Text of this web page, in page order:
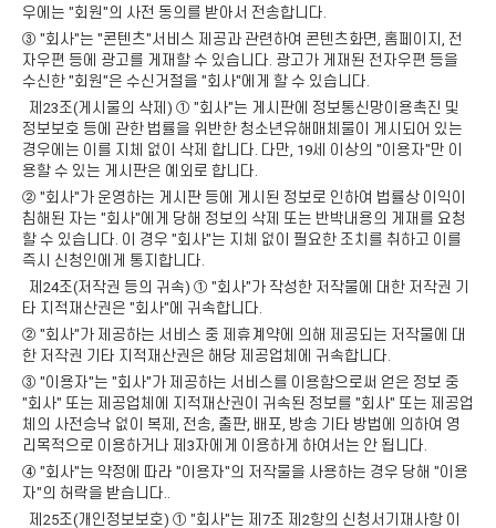
우에는 "회원"의 사전 동의를 받아서 전송합니다.
③ "회사"는 "콘텐츠"서비스 제공과 관련하여 콘텐츠화면, 홈페이지, 전
자우편 등에 광고를 게재할 수 있습니다. 광고가 게재된 전자우편 등을
수신한 "회원"은 수신거절을 "회사"에게 할 수 있습니다.
제23조(게시물의 삭제) ① "회사"는 게시판에 정보통신망이용촉진 및
정보보호 등에 관한 법률을 위반한 청소년유해매체물이 게시되어 있는
경우에는 이를 지체 없이 삭제 합니다. 다만, 19세 이상의 "이용자"만 이
용할 수 있는 게시판은 예외로 합니다.
② "회사"가 운영하는 게시판 등에 게시된 정보로 인하여 법률상 이익이
침해된 자는 "회사"에게 당해 정보의 삭제 또는 반박내용의 게재를 요청
할 수 있습니다. 이 경우 "회사"는 지체 없이 필요한 조치를 취하고 이를
즉시 신청인에게 통지합니다.
제24조(저작권 등의 귀속) ① "회사"가 작성한 저작물에 대한 저작권 기
타 지적재산권은 "회사"에 귀속합니다.
② "회사"가 제공하는 서비스 중 제휴계약에 의해 제공되는 저작물에 대
한 저작권 기타 지적재산권은 해당 제공업체에 귀속합니다.
③ "이용자"는 "회사"가 제공하는 서비스를 이용함으로써 얻은 정보 중
"회사" 또는 제공업체에 지적재산권이 귀속된 정보를 "회사" 또는 제공업
체의 사전승낙 없이 복제, 전송, 출판, 배포, 방송 기타 방법에 의하여 영
리목적으로 이용하거나 제3자에게 이용하게 하여서는 안 됩니다.
④ "회사"는 약정에 따라 "이용자"의 저작물을 사용하는 경우 당해 "이용
자"의 허락을 받습니다..
제25조(개인정보보호) ① "회사"는 제7조 제2항의 신청서기재사항 이